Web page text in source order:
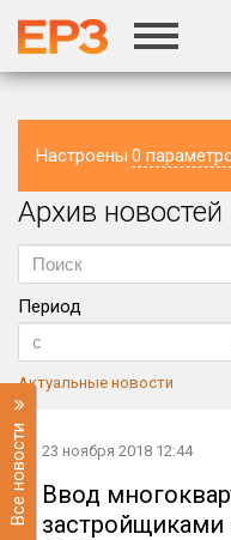
Настроены 0
Регион
Архив новостей
Период
Актуальные новости
Все новости 23 ноября 2018 12:44
Ввод
застройщиками